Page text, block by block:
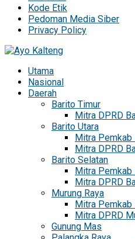
Kode Etik
Pedoman Media Siber
Privacy Policy
Utama
Nasional
Daerah
Barito Timur
Mitra DPRD
Barito Utara
Mitra Pemkab
Mitra DPRD
Barito Selatan
Mitra Pemkab
Mitra DPRD
Murung Raya
Mitra Pemkab
Mitra DPRD
Gunung Mas